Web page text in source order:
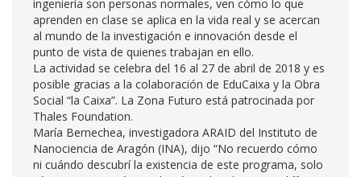
ingeniería son personas normales, ven cómo lo que
aprenden en clase se aplica en la vida real y se acercan
al mundo de la investigación e innovación desde el
punto de vista de quienes trabajan en ello.
La actividad se celebra del 16 al 27 de abril de 2018 y es
posible gracias a la colaboración de EduCaixa y la Obra
Social “la Caixa”. La Zona Futuro está patrocinada por
Thales Foundation.
María Bernechea, investigadora ARAID del Instituto de
Nanociencia de Aragón (INA), dijo “No recuerdo cómo
ni cuándo descubrí la existencia de este programa, solo